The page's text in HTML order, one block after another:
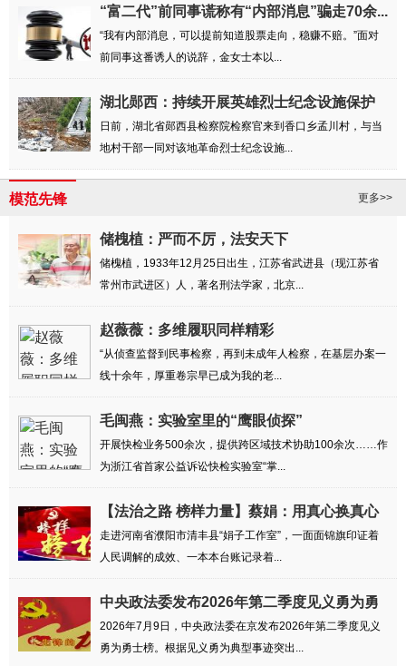
“富二代”前同事谎称有“内部消息”骗走70余...
“我有内部消息，可以提前知道股票走向，稳赚不赔。”面对
前同事这番诱人的说辞，金女士本以...
湖北郧西：持续开展英雄烈士纪念设施保护
专项...
日前，湖北省郧西县检察院检察官来到香口乡孟川村，与当
地村干部一同对该地革命烈士纪念设施...
模范先锋 更多>>
储槐植：严而不厉，法安天下
储槐植，1933年12月25日出生，江苏省武进县（现江苏省
常州市武进区）人，著名刑法学家，北京...
赵薇薇：多维履职同样精彩
“从侦查监督到民事检察，再到未成年人检察，在基层办案一
线十余年，厚重卷宗早已成为我的老...
毛闽燕：实验室里的“鹰眼侦探”
开展快检业务500余次，提供跨区域技术协助100余次……作
为浙江省首家公益诉讼快检实验室“掌...
【法治之路 榜样力量】蔡娟：用真心换真心
解民忧
走进河南省濮阳市清丰县“娟子工作室”，一面面锦旗印证着
人民调解的成效、一本本台账记录着...
中央政法委发布2026年第二季度见义勇为勇
士榜
2026年7月9日，中央政法委在京发布2026年第二季度见义
勇为勇士榜。根据见义勇为典型事迹突出...